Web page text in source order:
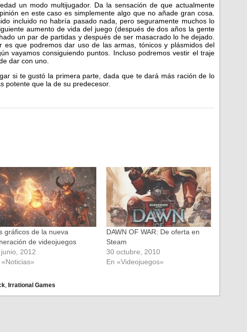
un modo multijugador. Da la sensación de que actualmente
en este caso es simplemente algo que no añade gran cosa.
incluido no habría pasado nada, pero seguramente muchos lo
aumento de vida del juego (después de dos años la gente
un par de partidas y después de ser masacrado lo he dejado.
es que podremos dar uso de las armas, tónicos y plásmidos del
vayamos consiguiendo puntos. Incluso podremos vestir el traje
dar con uno.
si te gustó la primera parte, dada que te dará más ración de lo
potente que la de su predecesor.
gráficos de la nueva
de videojuegos
2012
«Noticias»
DAWN OF WAR: De oferta en
Steam
30 octubre, 2010
En «Videojuegos»
, Irrational Games